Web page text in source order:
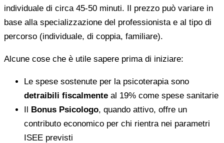
individuale di circa 45-50 minuti. Il prezzo può variare in
base alla specializzazione del professionista e al tipo di
percorso (individuale, di coppia, familiare).
Alcune cose che è utile sapere prima di iniziare:
Le spese sostenute per la psicoterapia sono
detraibili fiscalmente al 19% come spese sanitarie
Il Bonus Psicologo, quando attivo, offre un
contributo economico per chi rientra nei parametri
ISEE previsti